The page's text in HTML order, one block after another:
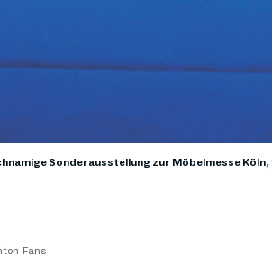
Sonderausstellung zur Möbelmesse Köln,
Fans